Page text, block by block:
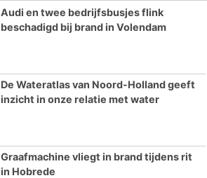
Audi en twee bedrijfsbusjes flink
beschadigd bij brand in Volendam
De Wateratlas van Noord-Holland geeft
inzicht in onze relatie met water
Graafmachine vliegt in brand tijdens rit
in Hobrede